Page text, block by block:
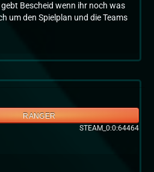
gebt Bescheid wenn ihr noch was
um den Spielplan und die Teams
RANGER
STEAM_0:0:64464